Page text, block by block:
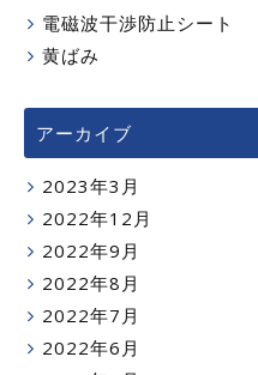
電磁波干渉防止シート
黄ばみ
アーカイブ
2023年3月
2022年12月
2022年9月
2022年8月
2022年7月
2022年6月